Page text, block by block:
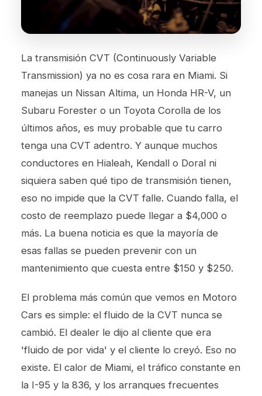
La transmisión CVT (Continuously Variable
Transmission) ya no es cosa rara en Miami. Si
manejas un Nissan Altima, un Honda HR-V, un
Subaru Forester o un Toyota Corolla de los
últimos años, es muy probable que tu carro
tenga una CVT adentro. Y aunque muchos
conductores en Hialeah, Kendall o Doral ni
siquiera saben qué tipo de transmisión tienen,
eso no impide que la CVT falle. Cuando falla, el
costo de reemplazo puede llegar a $4,000 o
más. La buena noticia es que la mayoría de
esas fallas se pueden prevenir con un
mantenimiento que cuesta entre $150 y $250.
El problema más común que vemos en Motoro
Cars es simple: el fluido de la CVT nunca se
cambió. El dealer le dijo al cliente que era
'fluido de por vida' y el cliente lo creyó. Eso no
existe. El calor de Miami, el tráfico constante en
la I-95 y la 836, y los arranques frecuentes